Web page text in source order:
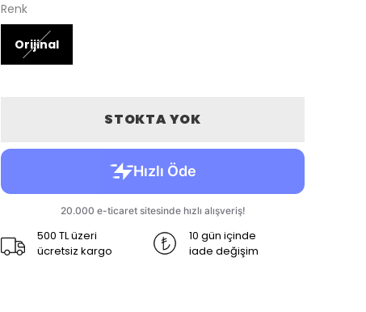
Renk
Orijinal
STOKTA YOK
500 TL üzeri
ücretsiz kargo
10 gün içinde
iade değişim